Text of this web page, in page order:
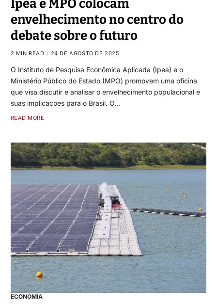
Ipea e MPO colocam
envelhecimento no centro do
debate sobre o futuro
2 MIN READ 24 DE AGOSTO DE 2025
O Instituto de Pesquisa Econômica Aplicada (Ipea) e o
Ministério Público do Estado (MPO) promovem uma oficina
que visa discutir e analisar o envelhecimento populacional e
suas implicações para o Brasil. O…
READ MORE
ECONOMIA